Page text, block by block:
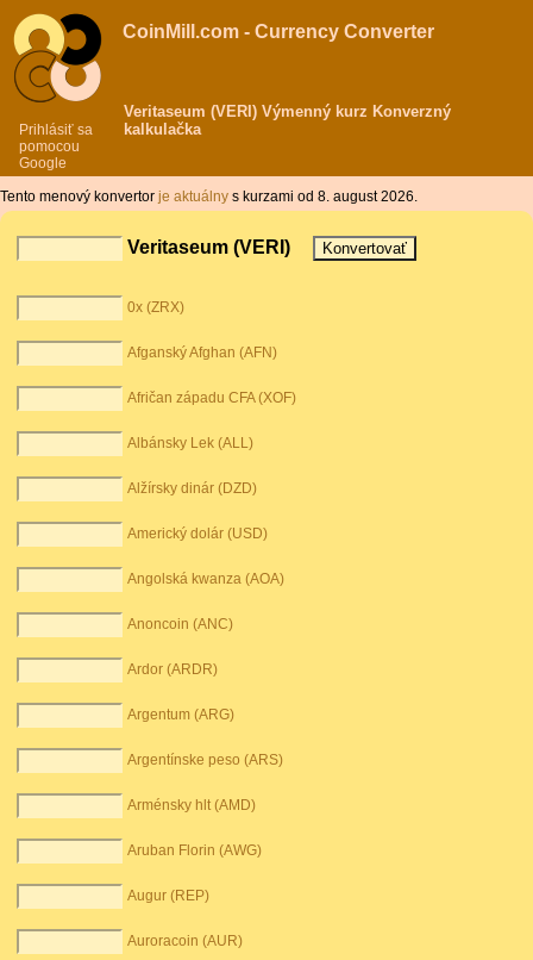
Prihlásiť sa
pomocou
Google
CoinMill.com - Currency Converter
Veritaseum (VERI) Výmenný kurz Konverzný
kalkulačka
Tento menový konvertor je aktuálny s kurzami od 8. august 2026.
Veritaseum (VERI)
0x (ZRX)
Afganský Afghan (AFN)
Afričan západu CFA (XOF)
Albánsky Lek (ALL)
Alžírsky dinár (DZD)
Americký dolár (USD)
Angolská kwanza (AOA)
Anoncoin (ANC)
Ardor (ARDR)
Argentum (ARG)
Argentínske peso (ARS)
Arménsky hlt (AMD)
Aruban Florin (AWG)
Augur (REP)
Auroracoin (AUR)